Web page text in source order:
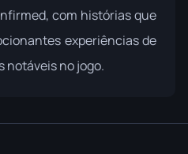
com histórias que
experiências de
notáveis no jogo.